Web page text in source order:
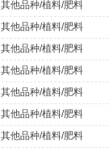
其他品种/植料/肥料
其他品种/植料/肥料
其他品种/植料/肥料
其他品种/植料/肥料
其他品种/植料/肥料
其他品种/植料/肥料
其他品种/植料/肥料